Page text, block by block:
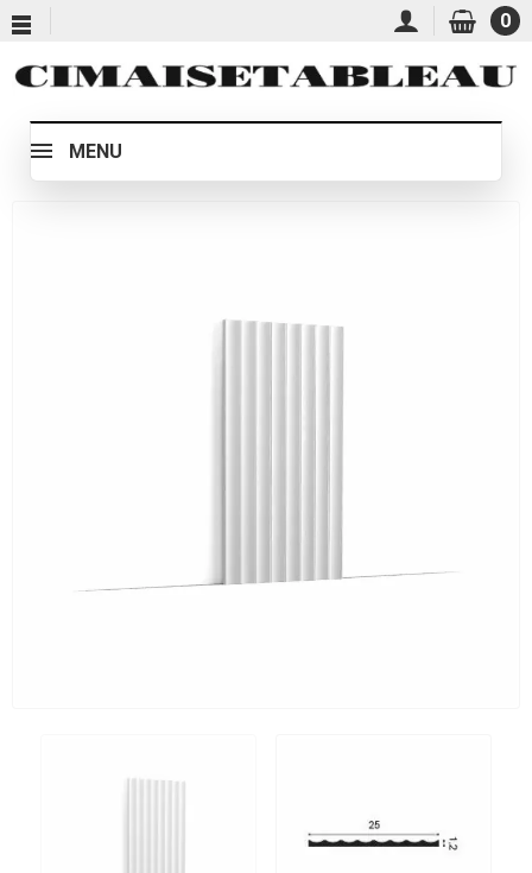
0
MENU